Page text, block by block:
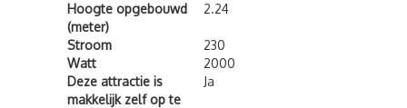
Hoogte opgebouwd
(meter)
2.24
Stroom
230
Watt
2000
Deze attractie is
makkelijk zelf op te
Ja